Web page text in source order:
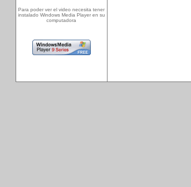
Para poder ver el video necesita tener
instalado Windows Media Player en su
computadora